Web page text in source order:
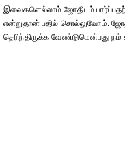
இவைகளெல்லாம் ஜோதிடம்
என்றுதான் பதில் சொல்லுவோம்.
தெரிந்திருக்க வேண்டுமென்பது நம்